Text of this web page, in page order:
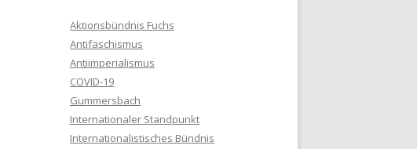
Aktionsbündnis Fuchs
Antifaschismus
Antiimperialismus
COVID-19
Gummersbach
Internationaler Standpunkt
Internationalistisches Bündnis